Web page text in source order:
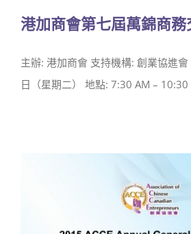
港加商會第七屆萬錦商務
主辦: 港加商會 支持機構: 創業協進
日（星期二） 地點: 7:30 AM – 10:30